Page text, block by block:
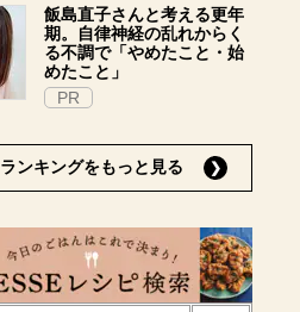
飯島直子さんと考える更年
期。自律神経の乱れからく
る不調で「やめたこと・始
めたこと」
PR
ランキングをもっと見る